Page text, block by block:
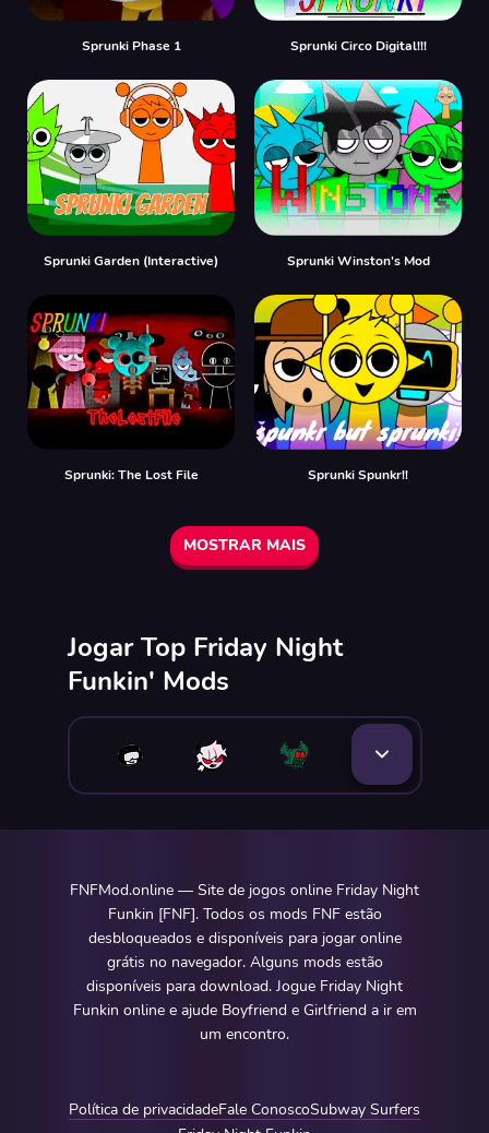
Sprunki Phase 1 Sprunki Circo Digital!!!
Sprunki Garden (Interactive) Sprunki Winston's Mod
Sprunki: The Lost File Sprunki Spunkr!!
MOSTRAR MAIS
Jogar Top Friday Night
Funkin' Mods
FNFMod.online — Site de jogos online Friday Night
Funkin [FNF]. Todos os mods FNF estão
desbloqueados e disponíveis para jogar online
grátis no navegador. Alguns mods estão
disponíveis para download. Jogue Friday Night
Funkin online e ajude Boyfriend e Girlfriend a ir em
um encontro.
Política de privacidadeFale ConoscoSubway Surfers